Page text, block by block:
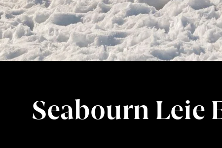
Seabourn Leie